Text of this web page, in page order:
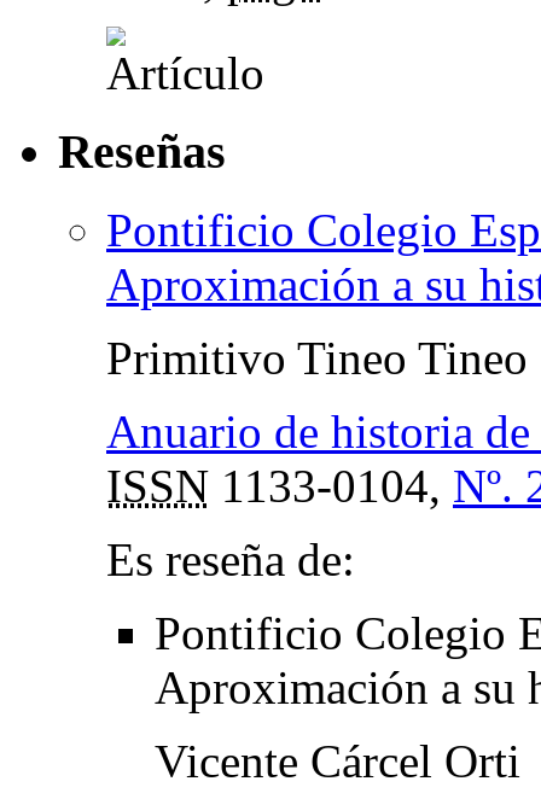
Reseñas
Pontificio Colegio
Aproximación a su
Primitivo Tineo Tineo
Anuario de historia
ISSN 1133-0104, Nº.
Es reseña de:
Pontificio Colegio
Aproximación a su
Vicente Cárcel Orti